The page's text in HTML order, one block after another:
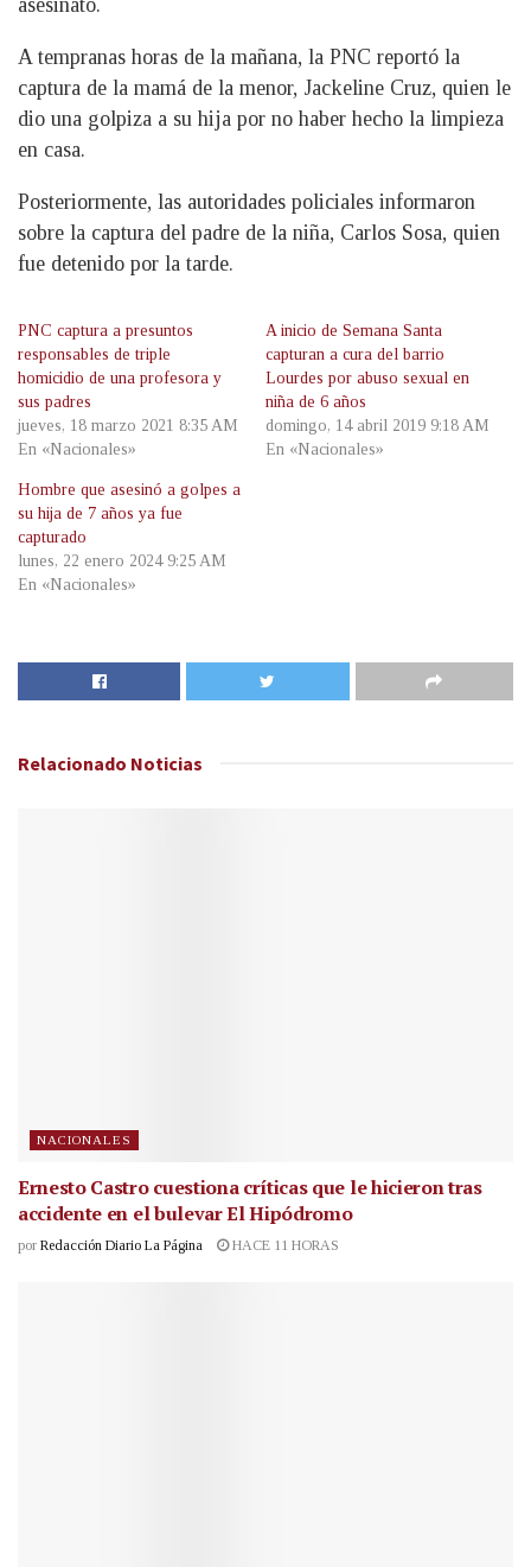
asesinato.
A tempranas horas de la mañana, la PNC reportó la
captura de la mamá de la menor, Jackeline Cruz, quien le
dio una golpiza a su hija por no haber hecho la limpieza
en casa.
Posteriormente, las autoridades policiales informaron
sobre la captura del padre de la niña, Carlos Sosa, quien
fue detenido por la tarde.
PNC captura a presuntos
responsables de triple
homicidio de una profesora y
sus padres
jueves, 18 marzo 2021 8:35 AM
En «Nacionales»
A inicio de Semana Santa
capturan a cura del barrio
Lourdes por abuso sexual en
niña de 6 años
domingo, 14 abril 2019 9:18 AM
En «Nacionales»
Hombre que asesinó a golpes a
su hija de 7 años ya fue
capturado
lunes, 22 enero 2024 9:25 AM
En «Nacionales»
Relacionado Noticias
NACIONALES
Ernesto Castro cuestiona críticas que le hicieron tras
accidente en el bulevar El Hipódromo
por Redacción Diario La Página HACE 11 HORAS